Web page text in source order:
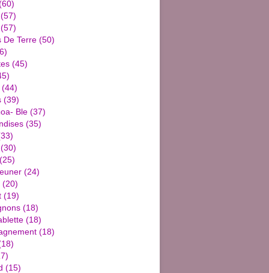
(57)
(57)
De Terre (50)
(45)
(44)
(39)
Ble (37)
(35)
(30)
(25)
(24)
(20)
(19)
(18)
(18)
(18)
(15)